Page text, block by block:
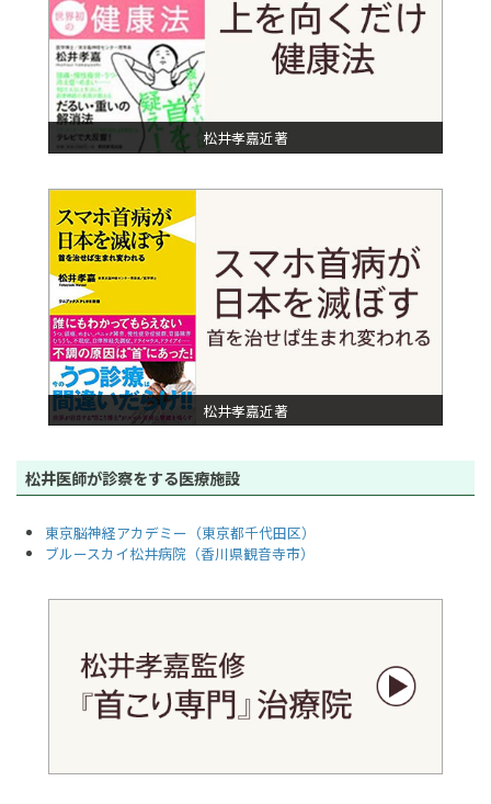
研究論文がイギリスのジャーナル「BMC Musculoskeletal
Disorders」に掲載されました＞
東京脳神経センター（理事長・松井孝嘉）の研究チームが複数の
不定愁訴を伴う難治性むち打ち症の入院患者を対象に独自に開発
した頚部筋群への物理療法を行なった結果、退院時には殆どの全
身の不定症状が80％以上の回復率を示しました。その成果を報告
した論文がBMC Musculoskeletal Disordersに掲載されまし
2019年6月
芸文社「はつらつ元気 7月号」に松井先生の記事「
けで頭痛・冷え・不眠・自律神経が改善」が掲載されました。
2019年5月7日
週刊女性5月7日・14日合併号の「専門外来知っトクガイド」の
おすすめ病院に当センターが掲載されました。
2019年4月2日
芸文社「はつらつ元気」5月号の「耳鳴り・めまいの解消法」に
松井先生の記事が掲載されました。
2019年3月20日
あさイチ「知らないとコワイ！ 自律神経の不調」（NHKオン
2019年3月20日
師がスタジオ生出演しました。
サンデー毎日に松井先生の取材記事「
」の記事が掲載されました。
2019年1月8日
松井孝嘉近著
松井孝嘉近著
松井医師が診察をする医療施設
東京脳神経アカデミー（東京都千代田区）
ブルースカイ松井病院（香川県観音寺市）